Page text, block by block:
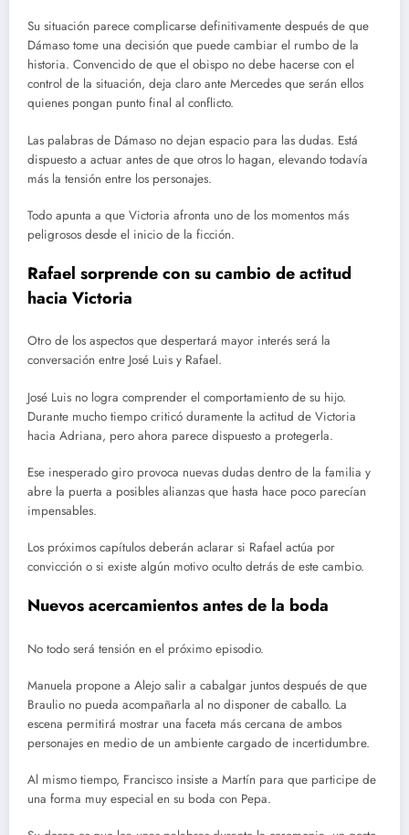
Su situación parece complicarse definitivamente después de que
Dámaso tome una decisión que puede cambiar el rumbo de la
historia. Convencido de que el obispo no debe hacerse con el
control de la situación, deja claro ante Mercedes que serán ellos
quienes pongan punto final al conflicto.
Las palabras de Dámaso no dejan espacio para las dudas. Está
dispuesto a actuar antes de que otros lo hagan, elevando todavía
más la tensión entre los personajes.
Todo apunta a que Victoria afronta uno de los momentos más
peligrosos desde el inicio de la ficción.
Rafael sorprende con su cambio de actitud
hacia Victoria
Otro de los aspectos que despertará mayor interés será la
conversación entre José Luis y Rafael.
José Luis no logra comprender el comportamiento de su hijo.
Durante mucho tiempo criticó duramente la actitud de Victoria
hacia Adriana, pero ahora parece dispuesto a protegerla.
Ese inesperado giro provoca nuevas dudas dentro de la familia y
abre la puerta a posibles alianzas que hasta hace poco parecían
impensables.
Los próximos capítulos deberán aclarar si Rafael actúa por
convicción o si existe algún motivo oculto detrás de este cambio.
Nuevos acercamientos antes de la boda
No todo será tensión en el próximo episodio.
Manuela propone a Alejo salir a cabalgar juntos después de que
Braulio no pueda acompañarla al no disponer de caballo. La
escena permitirá mostrar una faceta más cercana de ambos
personajes en medio de un ambiente cargado de incertidumbre.
Al mismo tiempo, Francisco insiste a Martín para que participe de
una forma muy especial en su boda con Pepa.